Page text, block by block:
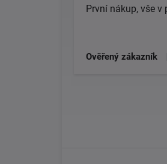
První nákup, vše v
Ověřený zákazník